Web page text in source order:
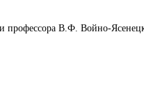
профессора В.Ф. Войно-